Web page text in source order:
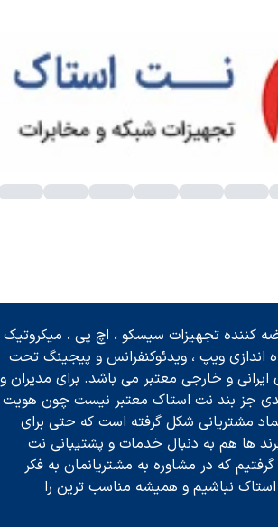
کننده تجهیزات سیسکو ، اچ پی ، میکروتیک
اندازی ویپ ، ویدئوکنفرانس و پیجینگ تحت
ایرانی و خارجی معتبر می باشد. برای مدیران و
جز بند نت استاک معتبر نیست چون هویت
مشتریانی شکل گرفته است که حتی برای
ها هم به دنبال خدمات و پشتیبانی نت
که در مشاوره به مشتریانمان به فکر
نباشیم و همیشه مناسب ترین را